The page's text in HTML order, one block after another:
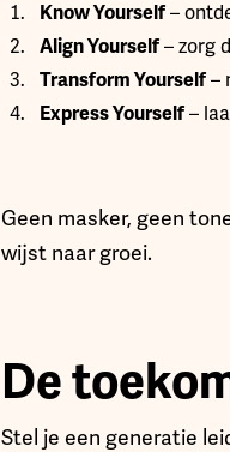
Know Yourself –
Align Yourself – zorg
Transform Yourself –
Express Yourself –
Geen masker, geen
wijst naar groei.
De
Stel je een generatie